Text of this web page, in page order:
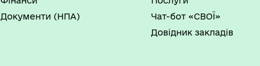
Документи (НПА)
Чат-бот «СВОЇ»
Довідник закладів